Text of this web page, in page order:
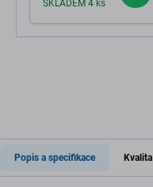
SKLADEM 4 ks
Popis a specifikace Kvalita